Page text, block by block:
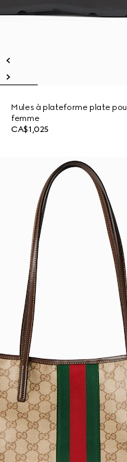
Mules à plateforme plate
femme
CA$1,025